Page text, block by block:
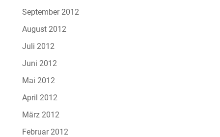
September 2012
August 2012
Juli 2012
Juni 2012
Mai 2012
April 2012
März 2012
Februar 2012